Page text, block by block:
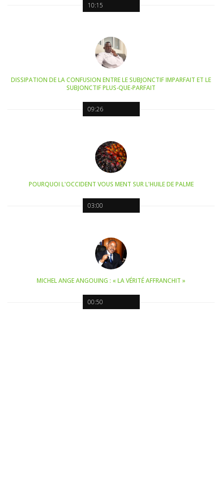
10:15
09:26
DISSIPATION DE LA CONFUSION ENTRE LE SUBJONCTIF IMPARFAIT ET LE
SUBJONCTIF PLUS-QUE-PARFAIT
03:00
POURQUOI L'OCCIDENT VOUS MENT SUR L'HUILE DE PALME
00:50
MICHEL ANGE ANGOUING : « LA VÉRITÉ AFFRANCHIT »